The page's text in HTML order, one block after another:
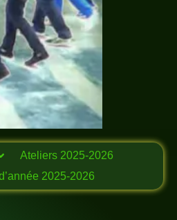
Ateliers 2025-2026
2025-2026